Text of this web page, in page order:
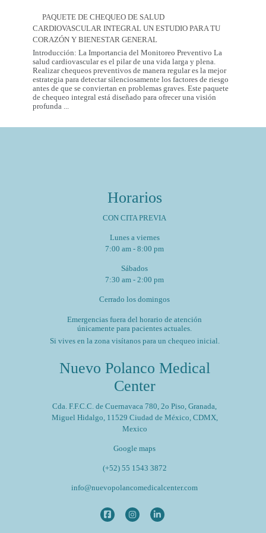
PAQUETE DE CHEQUEO DE SALUD
CARDIOVASCULAR INTEGRAL UN ESTUDIO PARA TU
CORAZÓN Y BIENESTAR GENERAL
Introducción: La Importancia del Monitoreo Preventivo La
salud cardiovascular es el pilar de una vida larga y plena.
Realizar chequeos preventivos de manera regular es la mejor
estrategia para detectar silenciosamente los factores de riesgo
antes de que se conviertan en problemas graves. Este paquete
de chequeo integral está diseñado para ofrecer una visión
profunda ...
Horarios
CON CITA PREVIA
Lunes a viernes
7:00 am - 8:00 pm
Sábados
7:30 am - 2:00 pm
Cerrado los domingos
Emergencias fuera del horario de atención
únicamente para pacientes actuales.
Si vives en la zona visítanos para un chequeo inicial.
Nuevo Polanco Medical
Center
Cda. F.F.C.C. de Cuernavaca 780, 2o Piso, Granada,
Miguel Hidalgo, 11529 Ciudad de México, CDMX,
Mexico
Google maps
(+52) 55 1543 3872
info@nuevopolancomedicalcenter.com